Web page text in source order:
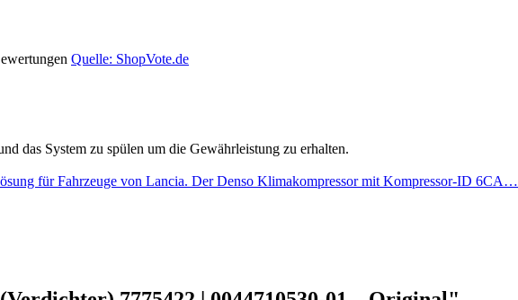
Quelle: ShopVote.de
das System zu spülen um die Gewährleistung zu erhalten.
für Fahrzeuge von Lancia. Der Denso Klimakompressor mit Kompressor-ID 6CA…